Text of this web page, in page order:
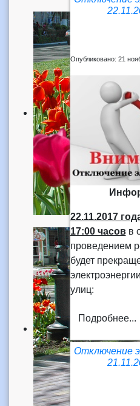
Опубликовано: 21
22.11.2017
17:00 часовв
проведением
будет
улиц:
Подробнее...
Отключение